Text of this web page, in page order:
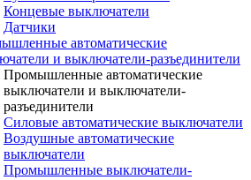
Концевые выключатели
Датчики
автоматические
и выключатели-разъединители
Промышленные автоматические
выключатели и выключатели-
разъединители
Силовые автоматические выключатели
Воздушные автоматические
выключатели
Промышленные выключатели-